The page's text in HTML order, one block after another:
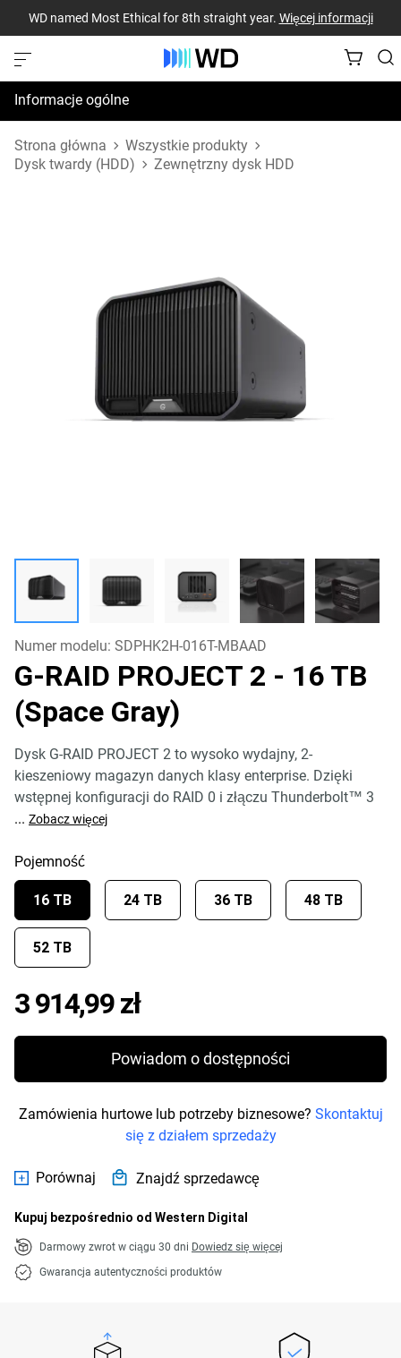
WD named Most Ethical for 8th straight year. Więcej informacji
Informacje ogólne
Dane techniczne
Strona główna
Wszystkie produkty
Dysk twardy (HDD)
Zewnętrzny dysk HDD
Numer modelu: SDPHK2H-016T-MBAAD
G-RAID PROJECT 2 - 16 TB
(Space Gray)
Dysk G-RAID PROJECT 2 to wysoko wydajny, 2-
kieszeniowy magazyn danych klasy enterprise. Dzięki
wstępnej konfiguracji do RAID 0 i złączu Thunderbolt™ 3
... Zobacz więcej
Pojemność
16 TB 24 TB 36 TB 48 TB
52 TB
3 914,99 złPrice 3 914,99 zł
Powiadom o dostępności
Zamówienia hurtowe lub potrzeby biznesowe? Skontaktuj
się z działem sprzedaży
Porównaj Znajdź sprzedawcę
Kupuj bezpośrednio od Western Digital
Darmowy zwrot w ciągu 30 dni Dowiedz się więcej
Gwarancja autentyczności produktów